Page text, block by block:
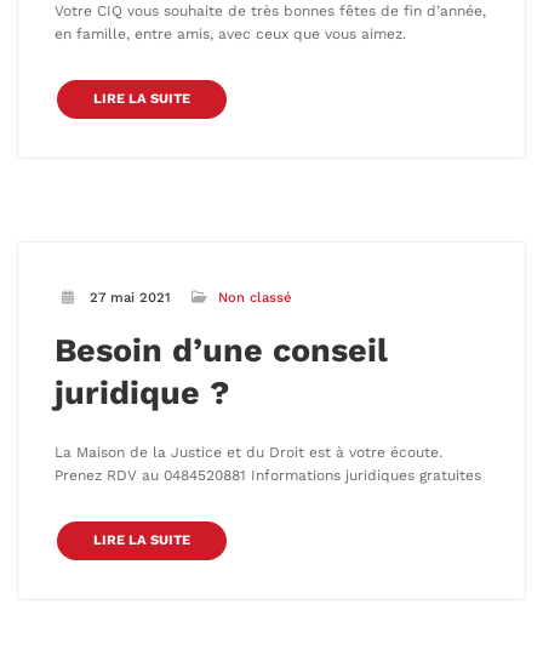
Votre CIQ vous souhaite de très bonnes fêtes de fin d’année,
en famille, entre amis, avec ceux que vous aimez.
LIRE LA SUITE
27 mai 2021 Non classé
Besoin d’une conseil
juridique ?
La Maison de la Justice et du Droit est à votre écoute.
Prenez RDV au 0484520881 Informations juridiques gratuites
LIRE LA SUITE